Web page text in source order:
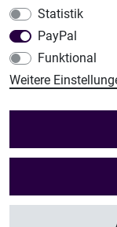
Statistik
PayPal
Funktional
Weitere